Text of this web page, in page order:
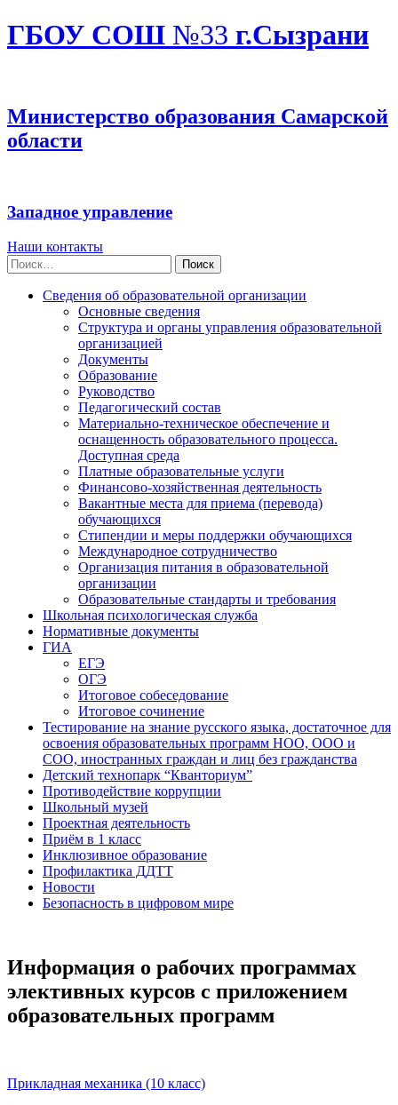
ГБОУ СОШ №33 г.Сызрани
Министерство образования Самарской
области
Западное управление
Наши контакты
Найти:
Сведения об образовательной организации
Основные сведения
Структура и органы управления образовательной
организацией
Документы
Образование
Руководство
Педагогический состав
Материально-техническое обеспечение и
оснащенность образовательного процесса.
Доступная среда
Платные образовательные услуги
Финансово-хозяйственная деятельность
Вакантные места для приема (перевода)
обучающихся
Стипендии и меры поддержки обучающихся
Международное сотрудничество
Организация питания в образовательной
организации
Образовательные стандарты и требования
Школьная психологическая служба
Нормативные документы
ГИА
ЕГЭ
ОГЭ
Итоговое собеседование
Итоговое сочинение
Тестирование на знание русского языка, достаточное для
освоения образовательных программ НОО, ООО и
СОО, иностранных граждан и лиц без гражданства
Детский технопарк “Кванториум”
Противодействие коррупции
Школьный музей
Проектная деятельность
Приём в 1 класс
Инклюзивное образование
Профилактика ДДТТ
Новости
Безопасность в цифровом мире
Информация о рабочих программах
элективных курсов с приложением
образовательных программ
Прикладная механика (10 класс)